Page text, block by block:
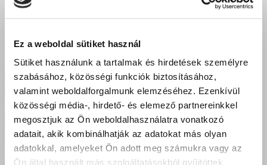
Ez a weboldal sütiket használ
Sütiket használunk a tartalmak és hirdetések személyre
szabásához, közösségi funkciók biztosításához,
valamint weboldalforgalmunk elemzéséhez. Ezenkívül
közösségi média-, hirdető- és elemező partnereinkkel
megosztjuk az Ön weboldalhasználatra vonatkozó
adatait, akik kombinálhatják az adatokat más olyan
adatokkal, amelyeket Ön adott meg számukra vagy az
Ön által használt más szolgáltatásokból gyűjtöttek.